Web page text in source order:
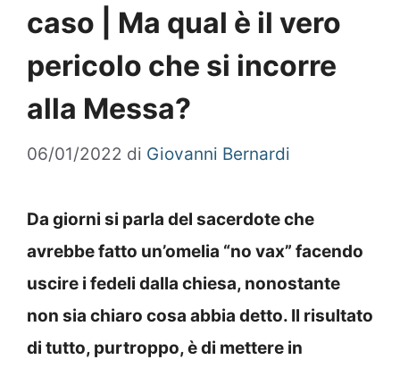
caso | Ma qual è il vero
pericolo che si incorre
alla Messa?
06/01/2022 di Giovanni Bernardi
Da giorni si parla del sacerdote che
avrebbe fatto un’omelia “no vax” facendo
uscire i fedeli dalla chiesa, nonostante
non sia chiaro cosa abbia detto. Il risultato
di tutto, purtroppo, è di mettere in